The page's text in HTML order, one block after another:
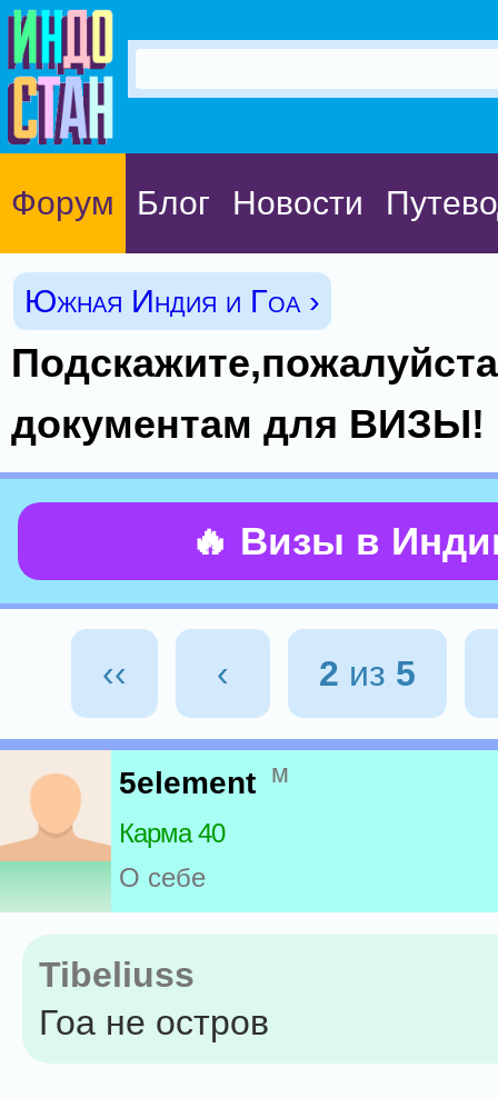
Форум Блог Новости
Южная Индия и Гоа ›
документам для ВИЗЫ!
🔥 Визы в
‹‹ ‹ 2 из 5
5element м
Карма 40
О себе
Tibeliuss
Гоа не остров